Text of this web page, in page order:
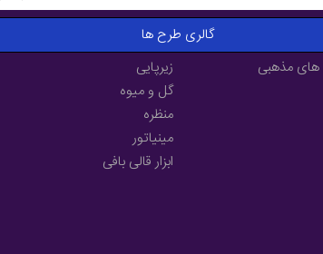
گالری طرح ها
مذهبی
زیرپایی
گل و میوه
منظره
مینیاتور
ابزار قالی بافی